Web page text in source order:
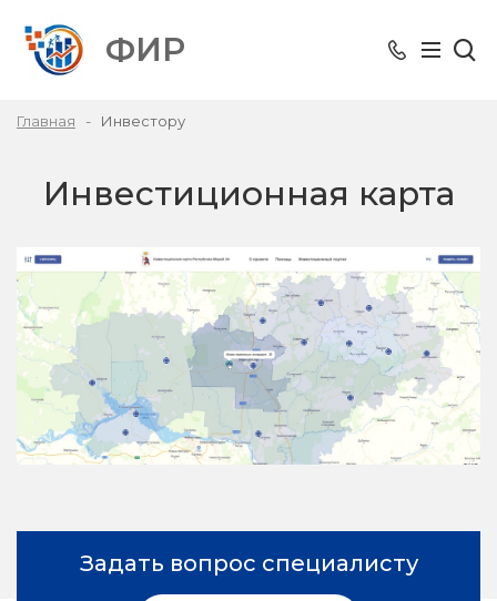
ФИР
Главная Инвестору
Инвестиционная карта
Задать вопрос специалисту